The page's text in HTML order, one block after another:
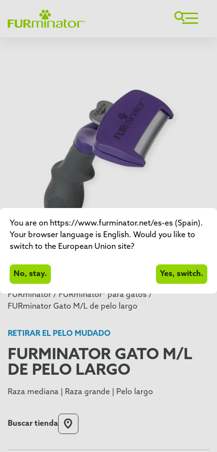
FURminator / FURminator® para gatos /
FURminator Gato M/L de pelo largo
RETIRAR EL PELO MUDADO
FURMINATOR GATO M/L
DE PELO LARGO
Raza mediana | Raza grande | Pelo largo
Buscar tienda
You are on https://www.furminator.net/es-es (Spain).
Your browser language is English. Would you like to
switch to the European Union site?
No, stay. Yes, switch.